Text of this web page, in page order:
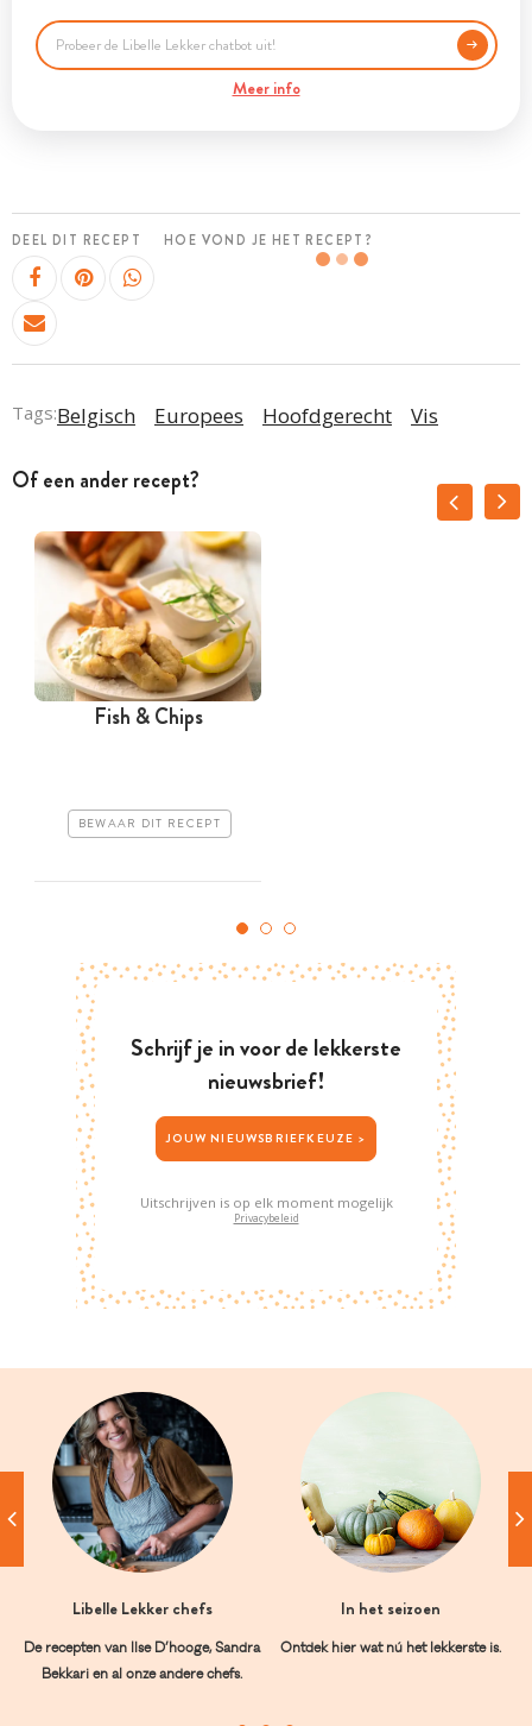
Meer info
DEEL DIT RECEPT HOE VOND JE HET RECEPT?
Tags:Belgisch Europees Hoofdgerecht Vis
Of een ander recept?
Fish & Chips
BEWAAR DIT RECEPT
Schrijf je in voor de lekkerste
nieuwsbrief!
JOUW NIEUWSBRIEFKEUZE >
Uitschrijven is op elk moment mogelijk
Privacybeleid
Libelle Lekker chefs
De recepten van Ilse D’hooge, Sandra
Bekkari en al onze andere chefs.
In het seizoen
Ontdek hier wat nú het lekkerste is.